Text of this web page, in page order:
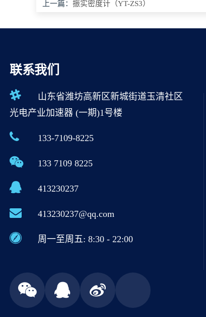
上一篇： 振实密度计（YT-ZS3）
联系我们
山东省潍坊高新区新城街道玉清社区
光电产业加速器 (一期)1号楼
133-7109-8225
133 7109 8225
413230237
413230237@qq.com
周一至周五: 8:30 - 22:00